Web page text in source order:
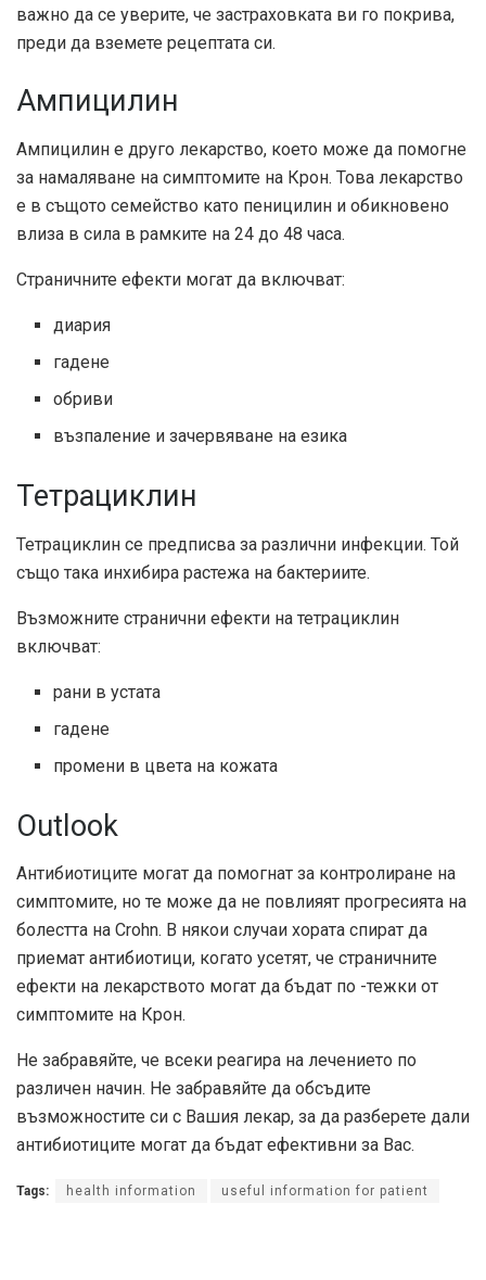
важно да се уверите, че застраховката ви го покрива,
преди да вземете рецептата си.
Ампицилин
Ампицилин е друго лекарство, което може да помогне
за намаляване на симптомите на Крон. Това лекарство
е в същото семейство като пеницилин и обикновено
влиза в сила в рамките на 24 до 48 часа.
Страничните ефекти могат да включват:
диария
гадене
обриви
възпаление и зачервяване на езика
Тетрациклин
Тетрациклин се предписва за различни инфекции. Той
също така инхибира растежа на бактериите.
Възможните странични ефекти на тетрациклин
включват:
рани в устата
гадене
промени в цвета на кожата
Outlook
Антибиотиците могат да помогнат за контролиране на
симптомите, но те може да не повлияят прогресията на
болестта на Crohn. В някои случаи хората спират да
приемат антибиотици, когато усетят, че страничните
ефекти на лекарството могат да бъдат по -тежки от
симптомите на Крон.
Не забравяйте, че всеки реагира на лечението по
различен начин. Не забравяйте да обсъдите
възможностите си с Вашия лекар, за да разберете дали
антибиотиците могат да бъдат ефективни за Вас.
Tags: health information useful information for patient